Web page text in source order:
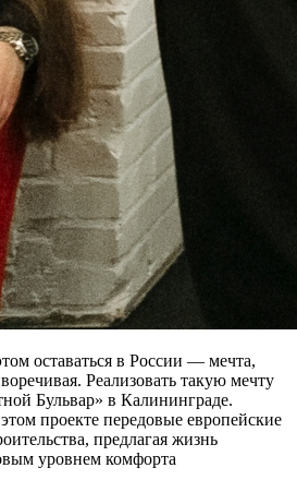
оставаться в России — мечта,
Реализовать такую мечту
Бульвар» в Калининграде.
проекте передовые европейские
предлагая жизнь
уровнем комфорта